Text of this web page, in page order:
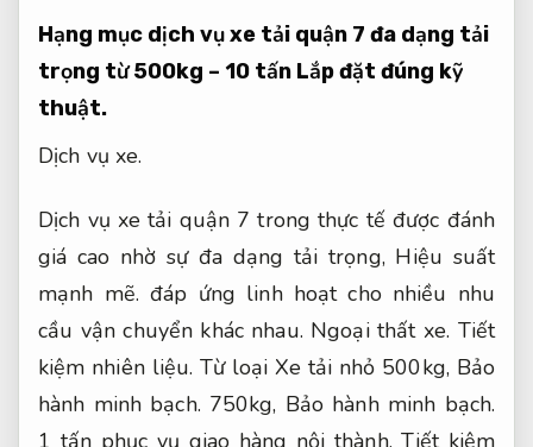
Hạng mục dịch vụ xe tải quận 7 đa dạng tải
trọng từ 500kg – 10 tấn Lắp đặt đúng kỹ
thuật.
Dịch vụ xe.
Dịch vụ xe tải quận 7 trong thực tế được đánh
giá cao nhờ sự đa dạng tải trọng, Hiệu suất
mạnh mẽ. đáp ứng linh hoạt cho nhiều nhu
cầu vận chuyển khác nhau. Ngoại thất xe. Tiết
kiệm nhiên liệu. Từ loại Xe tải nhỏ 500kg, Bảo
hành minh bạch. 750kg, Bảo hành minh bạch.
1 tấn phục vụ giao hàng nội thành,Tiết kiệm